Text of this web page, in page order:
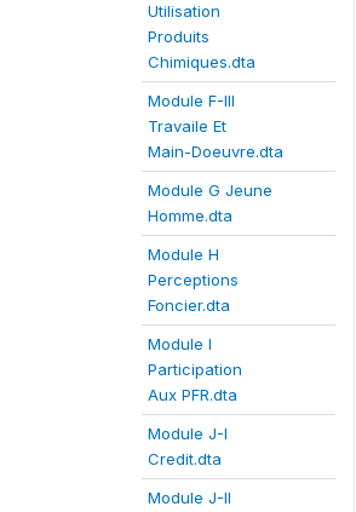
Utilisation
Produits
Chimiques.dta
Module F-III
Travaile Et
Main-Doeuvre.dta
Module G Jeune
Homme.dta
Module H
Perceptions
Foncier.dta
Module I
Participation
Aux PFR.dta
Module J-I
Credit.dta
Module J-II